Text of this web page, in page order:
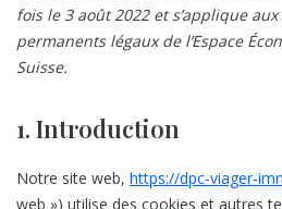
fois le 3 août 2022 et s’applique
permanents légaux de l’Espace
Suisse.
1. Introduction
Notre site web, https://dpc-viager-
web ») utilise des cookies et autres